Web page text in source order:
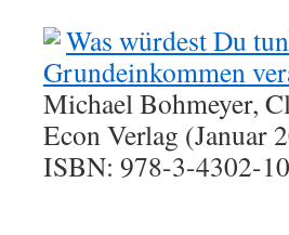
Was würdest Du
Grundeinkommen
Michael Bohmeyer,
Econ Verlag (Januar
ISBN: 978-3-4302-